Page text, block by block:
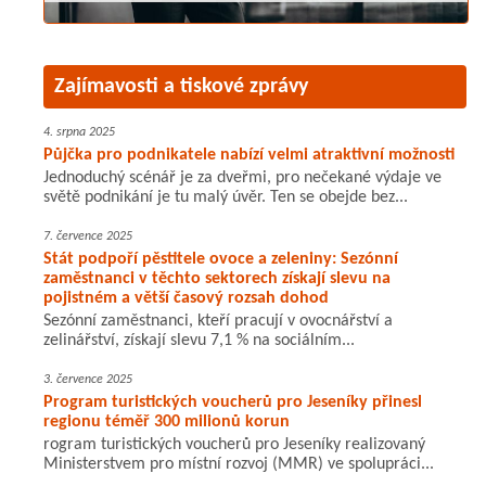
Zajímavosti a tiskové zprávy
4. srpna 2025
Půjčka pro podnikatele nabízí velmi atraktivní možnosti
Jednoduchý scénář je za dveřmi, pro nečekané výdaje ve
světě podnikání je tu malý úvěr. Ten se obejde bez...
7. července 2025
Stát podpoří pěstitele ovoce a zeleniny: Sezónní
zaměstnanci v těchto sektorech získají slevu na
pojistném a větší časový rozsah dohod
Sezónní zaměstnanci, kteří pracují v ovocnářství a
zelinářství, získají slevu 7,1 % na sociálním...
3. července 2025
Program turistických voucherů pro Jeseníky přinesl
regionu téměř 300 milionů korun
rogram turistických voucherů pro Jeseníky realizovaný
Ministerstvem pro místní rozvoj (MMR) ve spolupráci...